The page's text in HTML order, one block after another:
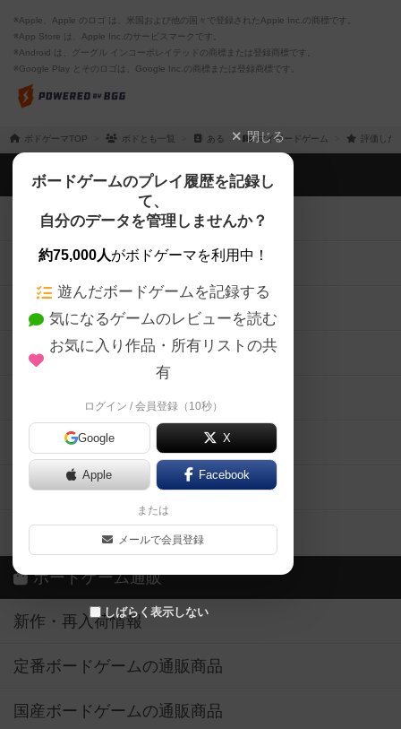
※Apple、Apple のロゴ は、米国および他の国々で登録されたApple Inc.の商標です。
※App Store は、Apple Inc.のサービスマークです。
※Android は、グーグル インコーポレイテッドの商標または登録商標です。
※Google Play とそのロゴは、Google Inc.の商標または登録商標です。
ボドゲーマTOP ボドとも一覧 ある マイボードゲーム 評価した
閉じる
ボードゲームのプレイ履歴を記録し
て、
自分のデータを管理しませんか？
約75,000人がボドゲーマを利用中！
遊んだボードゲームを記録する
気になるゲームのレビューを読む
お気に入り作品・所有リストの共
有
ログイン / 会員登録（10秒）
Google X
Apple Facebook
または
メールで会員登録
しばらく表示しない
ボドゲーマTOP
ボードゲームを検索する
ボードゲームの新着レビュー
ボードゲーム会情報
メカニクス特集
掲示板・トピックス
ボドとも・会員一覧
ボードゲーム業界コラム
ボドゲーマご利用案内
ボードゲーム通販
新作・再入荷情報
定番ボードゲームの通販商品
国産ボードゲームの通販商品